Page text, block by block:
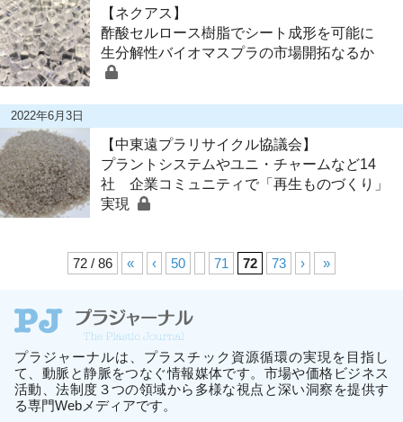
【ネクアス】
酢酸セルロース樹脂でシート成形を可能に
生分解性バイオマスプラの市場開拓なるか
2022年6月3日
【中東遠プラリサイクル協議会】
プラントシステムやユニ・チャームなど14
社 企業コミュニティで「再生ものづくり」
実現
72 / 86 « ‹ 50 71 72 73 › »
プラジャーナルは、プラスチック資源循環の実現を目指し
て、動脈と静脈をつなぐ情報媒体です。市場や価格ビジネス
活動、法制度３つの領域から多様な視点と深い洞察を提供す
る専門Webメディアです。